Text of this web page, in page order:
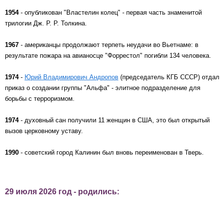
1954- опубликован "Властелин колец" - первая часть знаменитой
трилогии Дж. Р. Р. Толкина.
1967 - американцы продолжают терпеть неудачи во Вьетнаме: в
результате пожара на авианосце "Форрестол" погибли 134 человека.
1974- Юрий Владимирович Андропов (председатель КГБ СССР) отдал
приказ о создании группы "Альфа" - элитное подразделение для
борьбы с терроризмом.
1974- духовный сан получили 11 женщин в США, это был открытый
вызов церковному уставу.
1990 - советский город Калинин был вновь переименован в Тверь.
29 июля 2026 год - родились: